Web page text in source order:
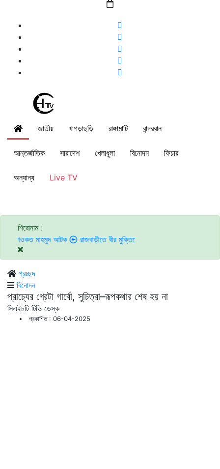
জাতীয় খাগড়াছড়ি রাঙ্গামাটি বান্দরবান
আন্তর্জাতিক সারাদেশ খেলাধুলা বিনোদন ফিচার
অন্যান্য Live TV
শিরোনাম :
মাহমুদ আটক
রাজবাড়ীতে বীর মুক্তিযোদ্ধাদের জন্য সংরক্ষিত কবরস্থানে
প্রচ্ছদ
বিনোদন
প্রাচ্যের গ্রেটা গার্বো, সুচিত্রা–রূপকথার শেষ হয় না
সিএইচটি টিভি ডেস্ক
প্রকাশিত : 06-04-2025